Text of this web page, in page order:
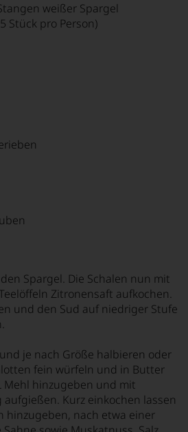
weißer Spargel
Stück pro Person)
Spargel. Die Schalen nun mit
Zitronensaft aufkochen.
und den Sud auf niedriger Stufe
je nach Größe halbieren oder
fein würfeln und in Butter
Mehl hinzugeben und mit
aufgießen. Kurz einkochen lassen
hinzugeben, nach etwa einer